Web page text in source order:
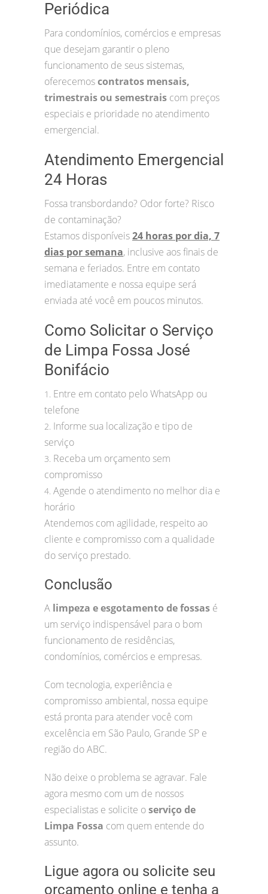
Periódica
Para condomínios, comércios e empresas
que desejam garantir o pleno
funcionamento de seus sistemas,
oferecemoscontratos mensais,
trimestrais ou semestrais com preços
especiais e prioridade no atendimento
emergencial.
Atendimento Emergencial
24 Horas
Fossa transbordando? Odor forte? Risco
de contaminação?
Estamos disponíveis24 horas por dia, 7
dias por semana, inclusive aos finais de
semana e feriados. Entre em contato
imediatamente e nossa equipe será
enviada até você em poucos minutos.
Como Solicitar o Serviço
de Limpa Fossa José
Bonifácio
1. Entre em contato pelo WhatsApp ou
telefone
2. Informe sua localização e tipo de
serviço
3. Receba um orçamento sem
compromisso
4. Agende o atendimento no melhor dia e
horário
Atendemos com agilidade, respeito ao
cliente e compromisso com a qualidade
do serviço prestado.
Conclusão
A limpeza e esgotamento de fossas é
um serviço indispensável para o bom
funcionamento de residências,
condomínios, comércios e empresas.
Com tecnologia, experiência e
compromisso ambiental, nossa equipe
está pronta para atender você com
excelência em São Paulo, Grande SP e
região do ABC.
Não deixe o problema se agravar. Fale
agora mesmo com um de nossos
especialistas e solicite oserviço de
Limpa Fossa com quem entende do
assunto.
Ligue agora ou solicite seu
orçamento online e tenha a